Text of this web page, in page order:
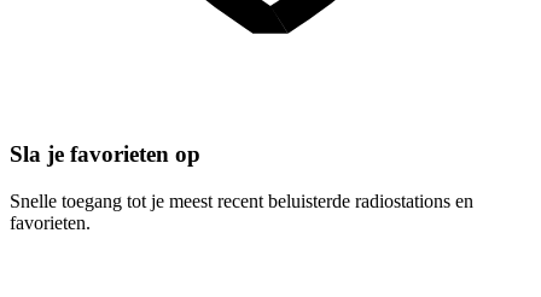
Sla je favorieten op
Snelle toegang tot je meest recent beluisterde radiostations en
favorieten.